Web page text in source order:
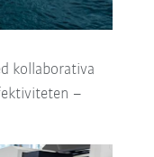
kollaborativa
–